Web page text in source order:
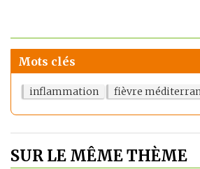
Mots clés
inflammation fièvre
SUR LE MÊME THÈME